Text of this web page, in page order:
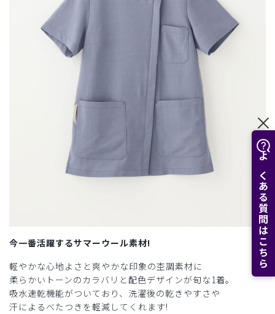
よくある質問はこちら
今一番活躍するサマーウール素材!
軽やかな心地よさと爽やかな印象の杢調素材に
柔らかいトーンのカラバリと配色デザインが旬な1着。
吸水速乾機能がついており、洗濯後の乾きやすさや
汗によるべたつきを軽減してくれます!